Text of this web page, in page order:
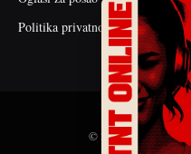
Politika privatnosti
© 2026 web dizajn